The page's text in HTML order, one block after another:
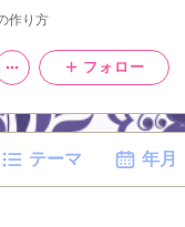
作り方
フォロー
テーマ 年月